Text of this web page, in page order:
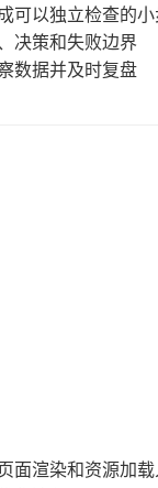
可以独立检查的小
决策和失败边界
数据并及时复盘
面渲染和资源加